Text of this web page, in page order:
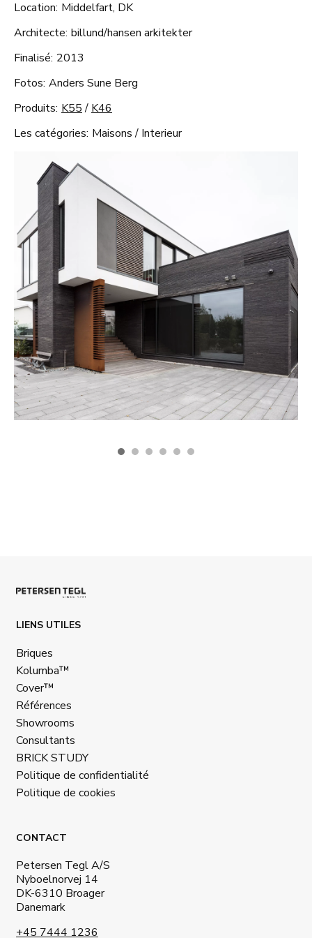
Location: Middelfart, DK
Architecte: billund/hansen arkitekter
Finalisé: 2013
Fotos: Anders Sune Berg
Produits: K55/K46
Les catégories: Maisons / Interieur
LIENS UTILES
Briques
Kolumba™
Cover™
Références
Showrooms
Consultants
BRICK STUDY
Politique de confidentialité
Politique de cookies
CONTACT
Petersen Tegl A/S
Nyboelnorvej 14
DK-6310 Broager
Danemark
+45 7444 1236